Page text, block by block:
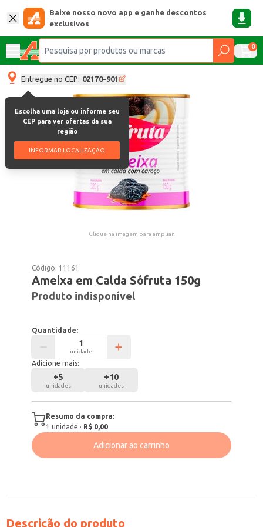
Baixe nosso novo app e ganhe descontos
exclusivos
0
Entregue no CEP: 02170-901
Escolha uma loja ou informe seu
CEP para ver ofertas da sua
região
INFORMAR LOCALIZAÇÃO
Clique na imagem para ampliar.
Código: 11161
Ameixa em Calda Sófruta 150g
Produto indisponível
Quantidade:
unidade
Adicione mais:
+5
unidades
+10
unidades
Resumo da compra:
1 unidade · R$ 0,00
Adicionar ao carrinho
Descrição do produto